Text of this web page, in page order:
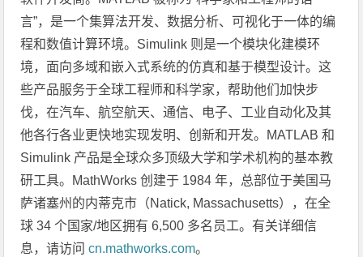
言”，是一个集算法开发、数据分析、可视化于一体的编
程和数值计算环境。Simulink 则是一个模块化建模环
境，面向多域和嵌入式系统的仿真和基于模型设计。这
些产品服务于全球工程师和科学家，帮助他们加快步
伐，在汽车、航空航天、通信、电子、工业自动化及其
他各行各业更快地实现发明、创新和开发。MATLAB 和
Simulink 产品是全球众多顶级大学和学术机构的基本教
研工具。MathWorks 创建于 1984 年，总部位于美国马
萨诸塞州的内蒂克市（Natick, Massachusetts），在全
球 34 个国家/地区拥有 6,500 多名员工。有关详细信
息，请访问cn.mathworks.com。